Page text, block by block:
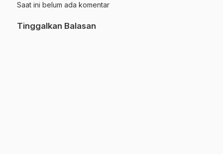
Saat ini belum ada komentar
Tinggalkan Balasan